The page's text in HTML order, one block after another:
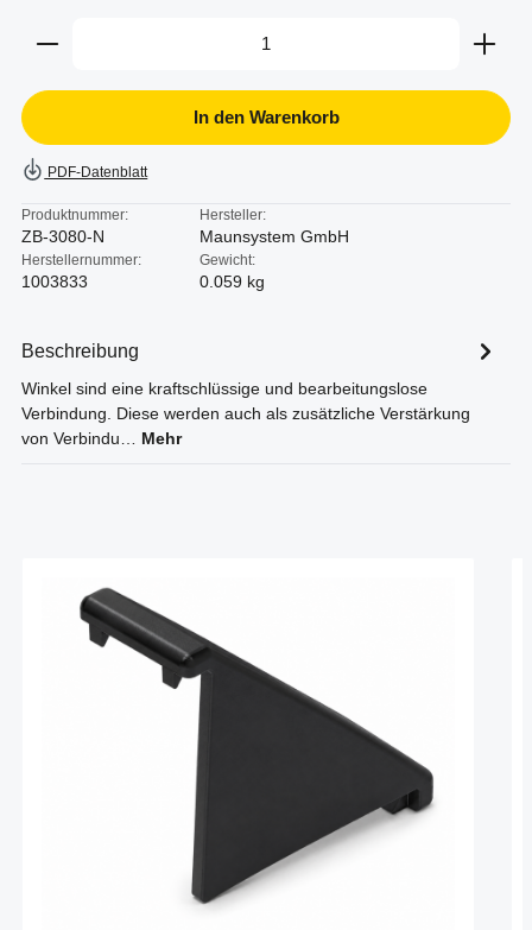
Produkt Anzahl: Gib den gewünschten Wert ein
In den Warenkorb
PDF-Datenblatt
Produktnummer:
ZB-3080-N
Hersteller:
Maunsystem GmbH
Herstellernummer:
1003833
Gewicht:
0.059 kg
Beschreibung
Winkel sind eine kraftschlüssige und bearbeitungslose
Verbindung. Diese werden auch als zusätzliche Verstärkung
von Verbindu… Mehr